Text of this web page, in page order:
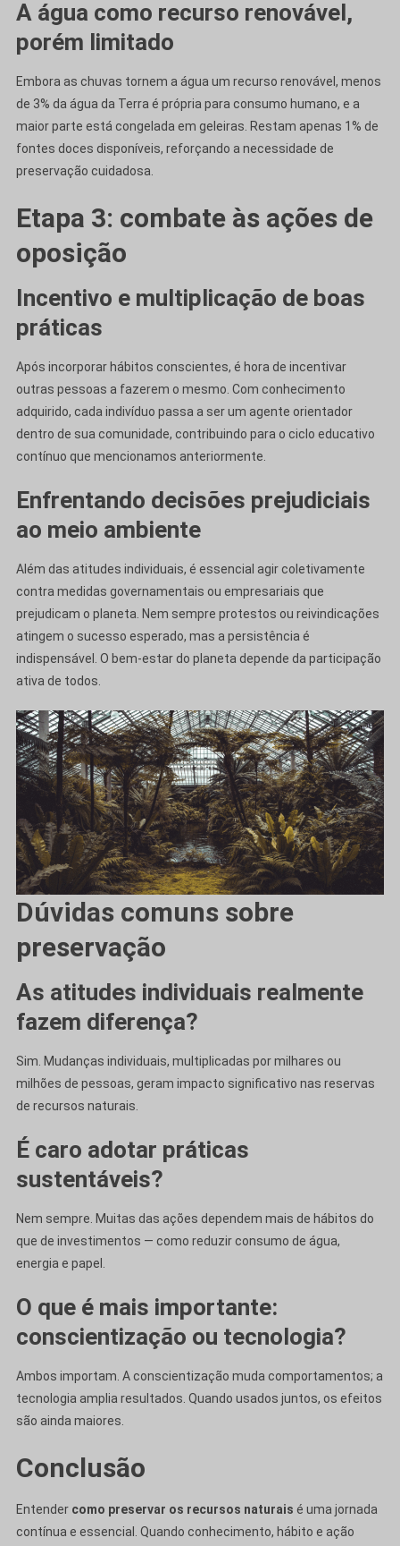
A água como recurso renovável,
porém limitado
Embora as chuvas tornem a água um recurso renovável, menos
de 3% da água da Terra é própria para consumo humano, e a
maior parte está congelada em geleiras. Restam apenas 1% de
fontes doces disponíveis, reforçando a necessidade de
preservação cuidadosa.
Etapa 3: combate às ações de
oposição
Incentivo e multiplicação de boas
práticas
Após incorporar hábitos conscientes, é hora de incentivar
outras pessoas a fazerem o mesmo. Com conhecimento
adquirido, cada indivíduo passa a ser um agente orientador
dentro de sua comunidade, contribuindo para o ciclo educativo
contínuo que mencionamos anteriormente.
Enfrentando decisões prejudiciais
ao meio ambiente
Além das atitudes individuais, é essencial agir coletivamente
contra medidas governamentais ou empresariais que
prejudicam o planeta. Nem sempre protestos ou reivindicações
atingem o sucesso esperado, mas a persistência é
indispensável. O bem-estar do planeta depende da participação
ativa de todos.
Dúvidas comuns sobre
preservação
As atitudes individuais realmente
fazem diferença?
Sim. Mudanças individuais, multiplicadas por milhares ou
milhões de pessoas, geram impacto significativo nas reservas
de recursos naturais.
É caro adotar práticas
sustentáveis?
Nem sempre. Muitas das ações dependem mais de hábitos do
que de investimentos — como reduzir consumo de água,
energia e papel.
O que é mais importante:
conscientização ou tecnologia?
Ambos importam. A conscientização muda comportamentos; a
tecnologia amplia resultados. Quando usados juntos, os efeitos
são ainda maiores.
Conclusão
Entender como preservar os recursos naturais é uma jornada
contínua e essencial. Quando conhecimento, hábito e ação